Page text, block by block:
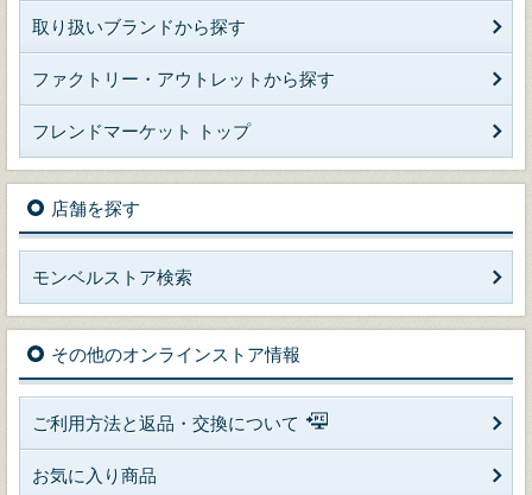
取り扱いブランドから探す
ファクトリー・アウトレットから探す
フレンドマーケット トップ
店舗を探す
モンベルストア検索
その他のオンラインストア情報
ご利用方法と返品・交換について
お気に入り商品